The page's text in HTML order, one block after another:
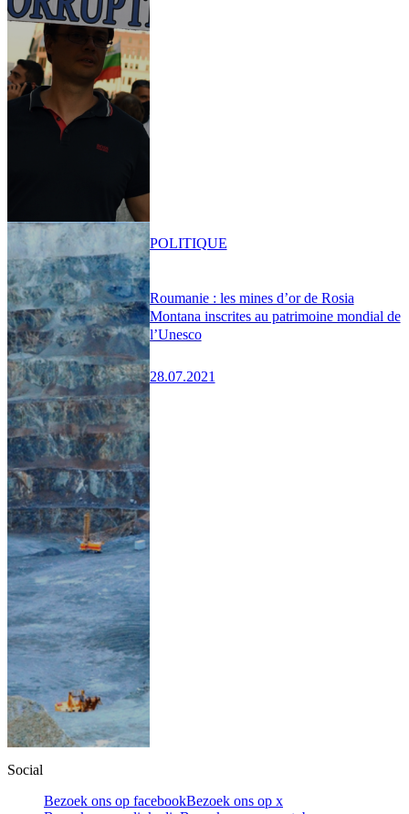
Roumanie : les mines d’or de Rosia
Montana inscrites au patrimoine mondial de
l’Unesco
28.07.2021
POLITIQUE
Social
Bezoek ons op facebookBezoek ons op x